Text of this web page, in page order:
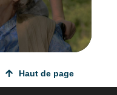
Haut de page